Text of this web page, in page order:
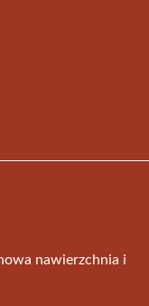
nawierzchnia i